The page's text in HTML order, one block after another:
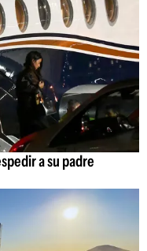
a su padre